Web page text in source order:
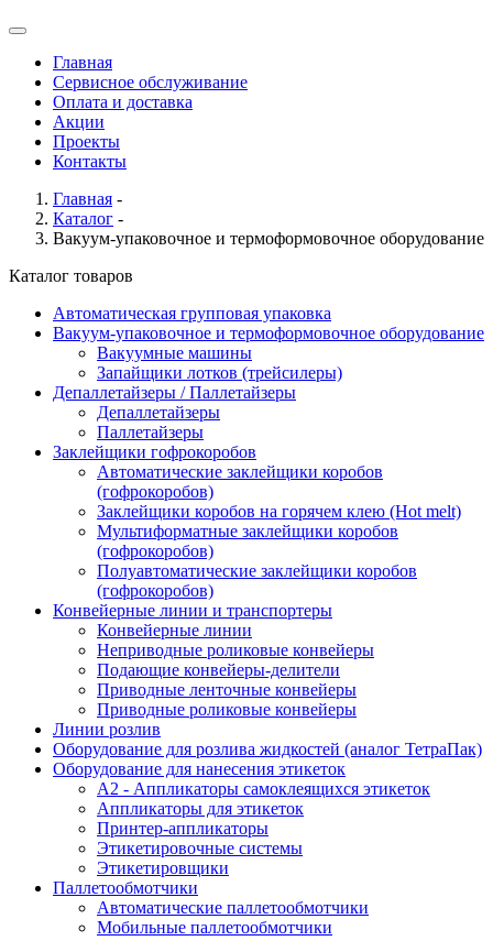
Главная
Сервисное обслуживание
Оплата и доставка
Акции
Проекты
Контакты
Главная -
Каталог -
Вакуум-упаковочное и термоформовочное оборудование
Каталог товаров
Автоматическая групповая упаковка
Вакуум-упаковочное и термоформовочное оборудование
Вакуумные машины
Запайщики лотков (трейсилеры)
Депаллетайзеры / Паллетайзеры
Депаллетайзеры
Паллетайзеры
Заклейщики гофрокоробов
Автоматические заклейщики коробов
(гофрокоробов)
Заклейщики коробов на горячем клею (Hot melt)
Мультиформатные заклейщики коробов
(гофрокоробов)
Полуавтоматические заклейщики коробов
(гофрокоробов)
Конвейерные линии и транспортеры
Конвейерные линии
Неприводные роликовые конвейеры
Подающие конвейеры-делители
Приводные ленточные конвейеры
Приводные роликовые конвейеры
Линии розлив
Оборудование для розлива жидкостей (аналог ТетраПак)
Оборудование для нанесения этикеток
А2 - Аппликаторы самоклеящихся этикеток
Аппликаторы для этикеток
Принтер-аппликаторы
Этикетировочные системы
Этикетировщики
Паллетообмотчики
Автоматические паллетообмотчики
Мобильные паллетообмотчики